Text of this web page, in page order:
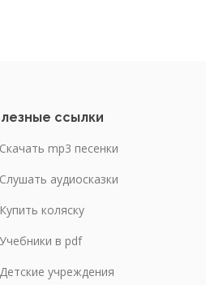
ссылки
Скачать mp3 песенки
Слушать аудиосказки
Купить коляску
Учебники в pdf
Детские учреждения